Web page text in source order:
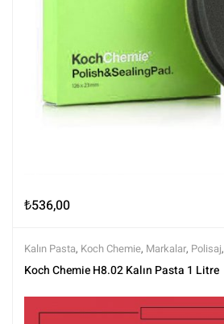
₺536,00
Kalın Pasta, Koch Chemie, Markalar, Polisaj,
Tüm Ürünler,Tüm Ürünler
Koch Chemie H8.02 Kalın Pasta 1 Litre